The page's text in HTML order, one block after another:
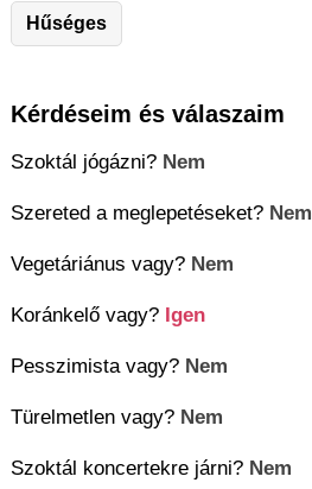
Hűséges
Kérdéseim és válaszaim
Szoktál jógázni? Nem
Szereted a meglepetéseket? Nem
Vegetáriánus vagy? Nem
Koránkelő vagy? Igen
Pesszimista vagy? Nem
Türelmetlen vagy? Nem
Szoktál koncertekre járni? Nem